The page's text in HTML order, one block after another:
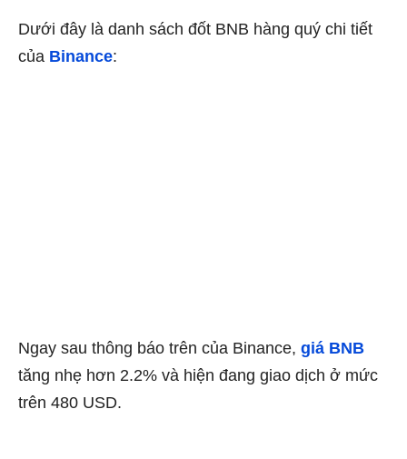
Dưới đây là danh sách đốt BNB hàng quý chi tiết
của Binance:
Ngay sau thông báo trên của Binance, giá BNB
tăng nhẹ hơn 2.2% và hiện đang giao dịch ở mức
trên 480 USD.